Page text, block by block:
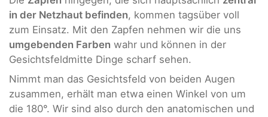
in der Netzhaut befinden, kommen tagsüber voll
zum Einsatz. Mit den Zapfen nehmen wir die uns
umgebenden Farben wahr und können in der
Gesichtsfeldmitte Dinge scharf sehen.
Nimmt man das Gesichtsfeld von beiden Augen
zusammen, erhält man etwa einen Winkel von um
die 180°. Wir sind also durch den anatomischen und